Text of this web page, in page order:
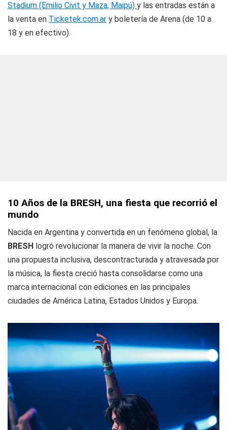
Stadium (Emilio Civit y Maza, Maipú) y las entradas están a
la venta en Ticketek.com.ar y boletería de Arena (de 10 a
18 y en efectivo).
10 Años de la BRESH, una fiesta que recorrió el
mundo
Nacida en Argentina y convertida en un fenómeno global, la
BRESH logró revolucionar la manera de vivir la noche. Con
una propuesta inclusiva, descontracturada y atravesada por
la música, la fiesta creció hasta consolidarse como una
marca internacional con ediciones en las principales
ciudades de América Latina, Estados Unidos y Europa.